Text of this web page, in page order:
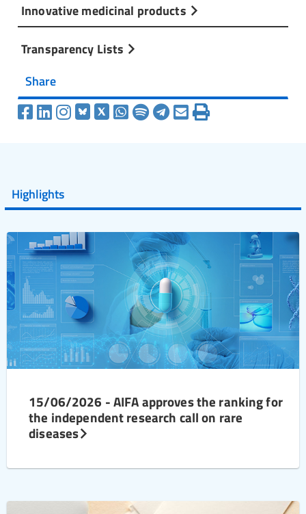
Innovative medicinal products
Transparency Lists
Share
Highlights
15/06/2026 - AIFA approves the ranking for
the independent research call on rare
diseases